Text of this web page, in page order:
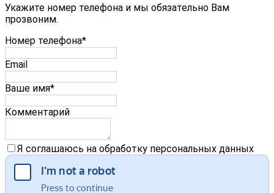
Укажите номер телефона и мы обязательно Вам
прозвоним.
Номер телефона*
Email
Ваше имя*
Комментарий
Я соглашаюсь на обработку персональных данных